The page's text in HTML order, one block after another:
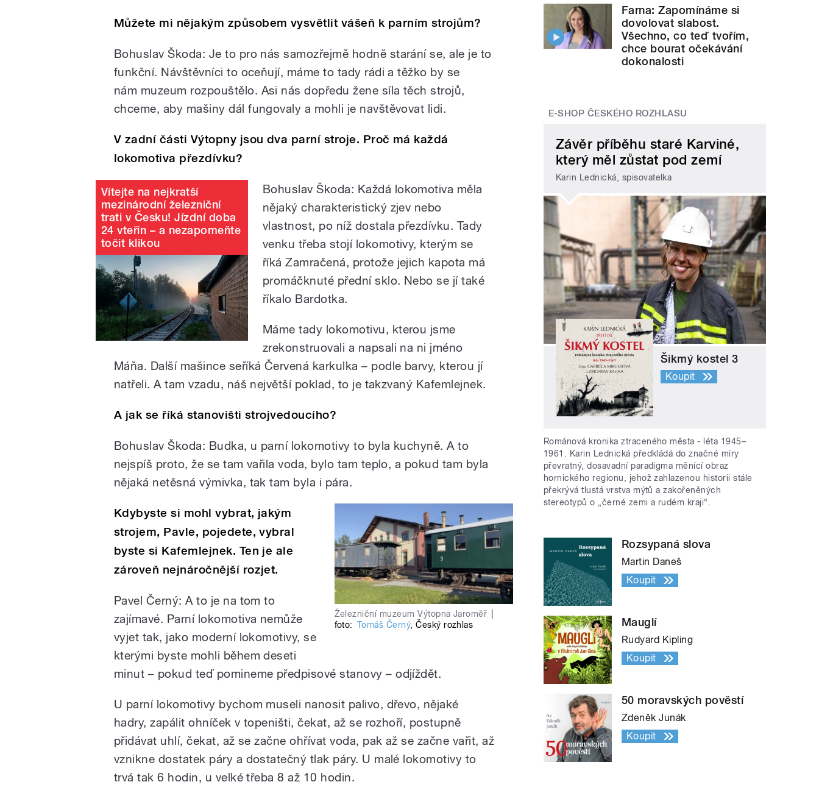
Můžete mi nějakým způsobem vysvětlit vášeň k parním strojům?
Bohuslav Škoda: Je to pro nás samozřejmě hodně starání se, ale je to
funkční. Návštěvníci to oceňují, máme to tady rádi a těžko by se
nám muzeum rozpouštělo. Asi nás dopředu žene síla těch strojů,
chceme, aby mašiny dál fungovaly a mohli je navštěvovat lidi.
V zadní části Výtopny jsou dva parní stroje. Proč má každá
lokomotiva přezdívku?
Vítejte na nejkratší
mezinárodní železniční
trati v Česku! Jízdní doba
24 vteřin – a nezapomeňte
točit klikou
Bohuslav Škoda: Každá lokomotiva měla
nějaký charakteristický zjev nebo
vlastnost, po níž dostala přezdívku. Tady
venku třeba stojí lokomotivy, kterým se
říká Zamračená, protože jejich kapota má
promáčknuté přední sklo. Nebo se jí také
říkalo Bardotka.
Máme tady lokomotivu, kterou jsme
zrekonstruovali a napsali na ni jméno
Máňa. Další mašince seříká Červená karkulka – podle barvy, kterou jí
natřeli. A tam vzadu, náš největší poklad, to je takzvaný Kafemlejnek.
A jak se říká stanovišti strojvedoucího?
Bohuslav Škoda: Budka, u parní lokomotivy to byla kuchyně. A to
nejspíš proto, že se tam vařila voda, bylo tam teplo, a pokud tam byla
nějaká netěsná výmivka, tak tam byla i pára.
Železniční muzeum Výtopna Jaroměř
foto: Tomáš Černý,Český rozhlas
Kdybyste si mohl vybrat, jakým
strojem, Pavle, pojedete, vybral
byste si Kafemlejnek. Ten je ale
zároveň nejnáročnější rozjet.
Pavel Černý: A to je na tom to
zajímavé. Parní lokomotiva nemůže
vyjet tak, jako moderní lokomotivy, se
kterými byste mohli během deseti
minut – pokud teď pomineme předpisové stanovy – odjíždět.
U parní lokomotivy bychom museli nanosit palivo, dřevo, nějaké
hadry, zapálit ohníček v topeništi, čekat, až se rozhoří, postupně
přidávat uhlí, čekat, až se začne ohřívat voda, pak až se začne vařit, až
vznikne dostatek páry a dostatečný tlak páry. U malé lokomotivy to
trvá tak 6 hodin, u velké třeba 8 až 10 hodin.
Farna: Zapomínáme si
dovolovat slabost.
Všechno, co teď tvořím,
chce bourat očekávání
dokonalosti
E-SHOP ČESKÉHO ROZHLASU
Závěr příběhu staré Karviné,
který měl zůstat pod zemí
Karin Lednická, spisovatelka
Šikmý kostel 3
Koupit
Románová kronika ztraceného města - léta 1945–
1961. Karin Lednická předkládá do značné míry
převratný, dosavadní paradigma měnící obraz
hornického regionu, jehož zahlazenou historii stále
překrývá tlustá vrstva mýtů a zakořeněných
stereotypů o „černé zemi a rudém kraji“.
Rozsypaná slova
Martin Daneš
Koupit
Mauglí
Rudyard Kipling
Koupit
50 moravských pověstí
Zdeněk Junák
Koupit